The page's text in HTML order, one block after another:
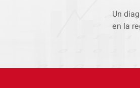
Un
en la